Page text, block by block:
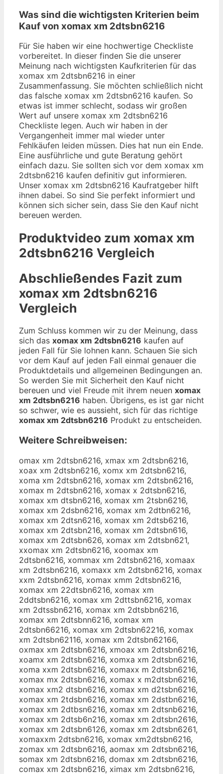
Was sind die wichtigsten Kriterien beim
Kauf von xomax xm 2dtsbn6216
Für Sie haben wir eine hochwertige Checkliste
vorbereitet. In dieser finden Sie die unserer
Meinung nach wichtigsten Kaufkriterien für das
xomax xm 2dtsbn6216 in einer
Zusammenfassung. Sie möchten schließlich nicht
das falsche xomax xm 2dtsbn6216 kaufen. So
etwas ist immer schlecht, sodass wir großen
Wert auf unsere xomax xm 2dtsbn6216
Checkliste legen. Auch wir haben in der
Vergangenheit immer mal wieder unter
Fehlkäufen leiden müssen. Dies hat nun ein Ende.
Eine ausführliche und gute Beratung gehört
einfach dazu. Sie sollten sich vor dem xomax xm
2dtsbn6216 kaufen definitiv gut informieren.
Unser xomax xm 2dtsbn6216 Kaufratgeber hilft
ihnen dabei. So sind Sie perfekt informiert und
können sich sicher sein, dass Sie den Kauf nicht
bereuen werden.
Produktvideo zum xomax xm
2dtsbn6216 Vergleich
Abschließendes Fazit zum
xomax xm 2dtsbn6216
Vergleich
Zum Schluss kommen wir zu der Meinung, dass
sich das xomax xm 2dtsbn6216 kaufen auf
jeden Fall für Sie lohnen kann. Schauen Sie sich
vor dem Kauf auf jeden Fall einmal genauer die
Produktdetails und allgemeinen Bedingungen an.
So werden Sie mit Sicherheit den Kauf nicht
bereuen und viel Freude mit ihrem neuen xomax
xm 2dtsbn6216 haben. Übrigens, es ist gar nicht
so schwer, wie es aussieht, sich für das richtige
xomax xm 2dtsbn6216 Produkt zu entscheiden.
Weitere Schreibweisen:
omax xm 2dtsbn6216, xmax xm 2dtsbn6216,
xoax xm 2dtsbn6216, xomx xm 2dtsbn6216,
xoma xm 2dtsbn6216, xomax xm 2dtsbn6216,
xomax m 2dtsbn6216, xomax x 2dtsbn6216,
xomax xm dtsbn6216, xomax xm 2tsbn6216,
xomax xm 2dsbn6216, xomax xm 2dtbn6216,
xomax xm 2dtsn6216, xomax xm 2dtsb6216,
xomax xm 2dtsbn216, xomax xm 2dtsbn616,
xomax xm 2dtsbn626, xomax xm 2dtsbn621,
xxomax xm 2dtsbn6216, xoomax xm
2dtsbn6216, xommax xm 2dtsbn6216, xomaax
xm 2dtsbn6216, xomaxx xm 2dtsbn6216, xomax
xxm 2dtsbn6216, xomax xmm 2dtsbn6216,
xomax xm 22dtsbn6216, xomax xm
2ddtsbn6216, xomax xm 2dttsbn6216, xomax
xm 2dtssbn6216, xomax xm 2dtsbbn6216,
xomax xm 2dtsbnn6216, xomax xm
2dtsbn66216, xomax xm 2dtsbn62216, xomax
xm 2dtsbn62116, xomax xm 2dtsbn62166,
oxmax xm 2dtsbn6216, xmoax xm 2dtsbn6216,
xoamx xm 2dtsbn6216, xomxa xm 2dtsbn6216,
xoma xxm 2dtsbn6216, xomaxx m 2dtsbn6216,
xomax mx 2dtsbn6216, xomax x m2dtsbn6216,
xomax xm2 dtsbn6216, xomax xm d2tsbn6216,
xomax xm 2tdsbn6216, xomax xm 2dstbn6216,
xomax xm 2dtbsn6216, xomax xm 2dtsnb6216,
xomax xm 2dtsb6n216, xomax xm 2dtsbn2616,
xomax xm 2dtsbn6126, xomax xm 2dtsbn6261,
xomaxxm 2dtsbn6216, xomax xm2dtsbn6216,
zomax xm 2dtsbn6216, aomax xm 2dtsbn6216,
somax xm 2dtsbn6216, domax xm 2dtsbn6216,
comax xm 2dtsbn6216, ximax xm 2dtsbn6216,